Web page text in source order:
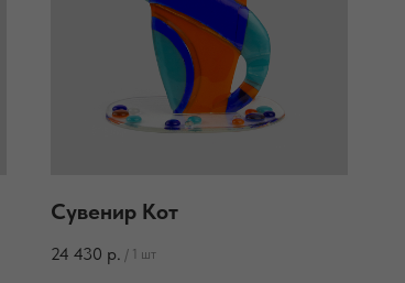
Сувенир Кот
24 430 р. / 1 шт